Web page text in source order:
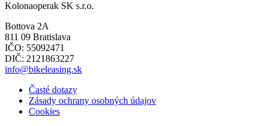
Kolonaoperak SK s.r.o.
Bottova 2A
811 09 Bratislava
IČO: 55092471
DIČ: 2121863227
info@bikeleasing.sk
Časté dotazy
Zásady ochrany osobných údajov
Cookies